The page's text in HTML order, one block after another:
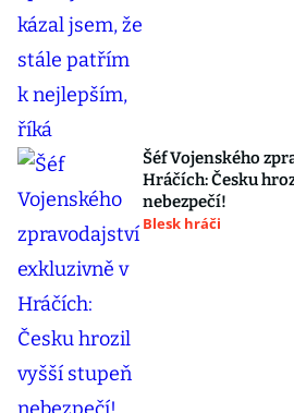
Šéf Vojenského
Hráčích: Česku
nebezpečí!
Blesk hráči